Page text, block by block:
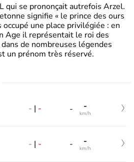
qui se prononçait autrefois Arzel.
signifie « le prince des ours
occupé une place privilégiée : en
Age il représentait le roi des
de nombreuses légendes
un prénom très réservé.
- | - - -
km/h
- | - - -
km/h